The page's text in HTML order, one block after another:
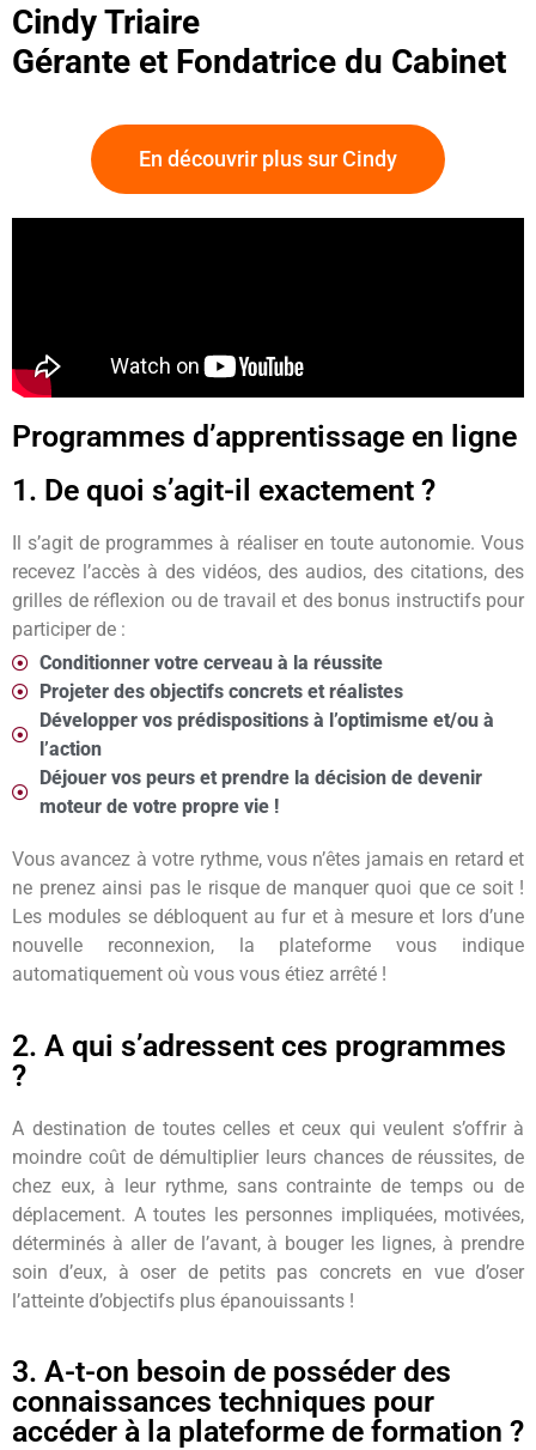
Cindy Triaire
Gérante et Fondatrice du Cabinet
En découvrir plus sur Cindy
Programmes d’apprentissage en ligne
1. De quoi s’agit-il exactement ?
Il s’agit de programmes à réaliser en toute autonomie. Vous
recevez l’accès à des vidéos, des audios, des citations, des
grilles de réflexion ou de travail et des bonus instructifs pour
participer de :
Conditionner votre cerveau à la réussite
Projeter des objectifs concrets et réalistes
Développer vos prédispositions à l’optimisme et/ou à
l’action
Déjouer vos peurs et prendre la décision de devenir
moteur de votre propre vie !
Vous avancez à votre rythme, vous n’êtes jamais en retard et
ne prenez ainsi pas le risque de manquer quoi que ce soit !
Les modules se débloquent au fur et à mesure et lors d’une
nouvelle reconnexion, la plateforme vous indique
automatiquement où vous vous étiez arrêté !
2. A qui s’adressent ces programmes
?
A destination de toutes celles et ceux qui veulent s’offrir à
moindre coût de démultiplier leurs chances de réussites, de
chez eux, à leur rythme, sans contrainte de temps ou de
déplacement. A toutes les personnes impliquées, motivées,
déterminés à aller de l’avant, à bouger les lignes, à prendre
soin d’eux, à oser de petits pas concrets en vue d’oser
l’atteinte d’objectifs plus épanouissants !
3. A-t-on besoin de posséder des
connaissances techniques pour
accéder à la plateforme de formation ?